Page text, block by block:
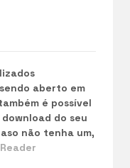
aberto em
é possível
do seu
não tenha um,